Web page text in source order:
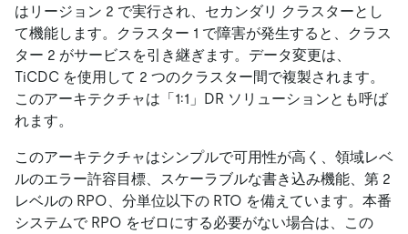
はリージョン 2 で実行され、セカンダリ クラスターとし
て機能します。クラスター 1 で障害が発生すると、クラス
ター 2 がサービスを引き継ぎます。データ変更は、
TiCDC を使用して 2 つのクラスター間で複製されます。
このアーキテクチャは「1:1」DR ソリューションとも呼ば
れます。
このアーキテクチャはシンプルで可用性が高く、領域レベ
ルのエラー許容目標、スケーラブルな書き込み機能、第 2
レベルの RPO、分単位以下の RTO を備えています。本番
システムで RPO をゼロにする必要がない場合は、この